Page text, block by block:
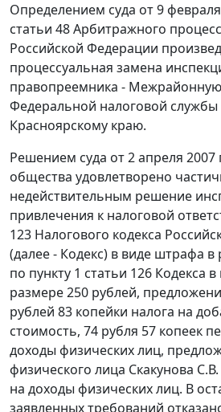
Определением суда от 9
статьи 48Арбитражного
Российской Федерации
процессуальная замена
правопреемника -
Федеральной налоговой службы
Красноярскому краю.
Решением суда от 2 апреля 2007
общества удовлетворено
недействительным решение
привлечения к налоговой
123 Налогового кодекса
(далее - Кодекс) в виде штрафа в
по пункту 1 статьи 126 Кодекса
размере 250 рублей,
рублей 83 копейки налога на
стоимость, 74 рубля 57 копеек
доходы физических лиц,
физического лица Скакунова
на доходы физических лиц. В
заявленных требований